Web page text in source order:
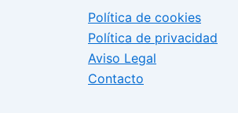
Política de cookies
Política de privacidad
Aviso Legal
Contacto